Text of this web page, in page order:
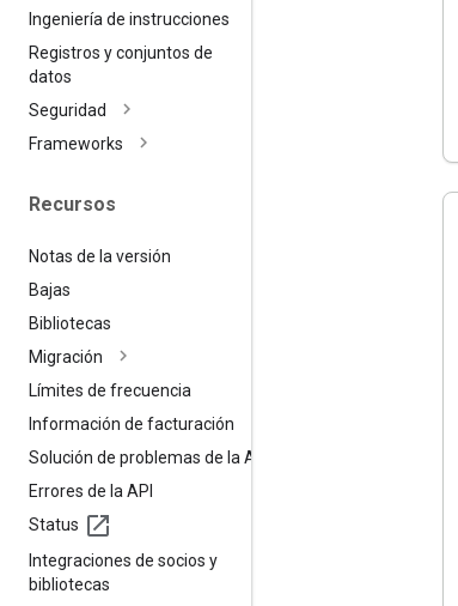
Ingeniería de instrucciones
Registros y conjuntos de
datos
Seguridad
Frameworks
Recursos
Notas de la versión
Bajas
Bibliotecas
Migración
Límites de frecuencia
Información de facturación
Solución de problemas de la API
Errores de la API
Status
Integraciones de socios y
bibliotecas